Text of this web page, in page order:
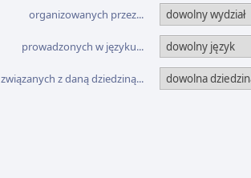
organizowanych przez...
prowadzonych w języku...
związanych z daną dziedziną...